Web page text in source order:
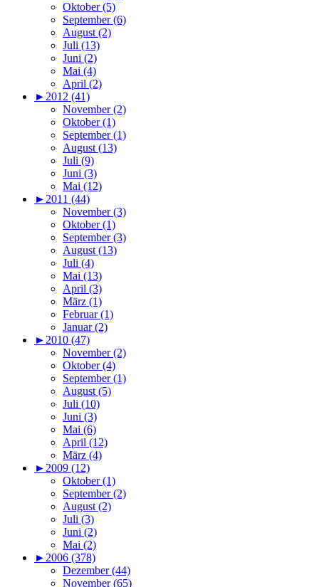
Oktober (5)
September (6)
August (2)
Juli (13)
Juni (2)
Mai (4)
April (2)
► 2012 (41)
November (2)
Oktober (1)
September (1)
August (13)
Juli (9)
Juni (3)
Mai (12)
► 2011 (44)
November (3)
Oktober (1)
September (3)
August (13)
Juli (4)
Mai (13)
April (3)
März (1)
Februar (1)
Januar (2)
► 2010 (47)
November (2)
Oktober (4)
September (1)
August (5)
Juli (10)
Juni (3)
Mai (6)
April (12)
März (4)
► 2009 (12)
Oktober (1)
September (2)
August (2)
Juli (3)
Juni (2)
Mai (2)
► 2006 (378)
Dezember (44)
November (65)